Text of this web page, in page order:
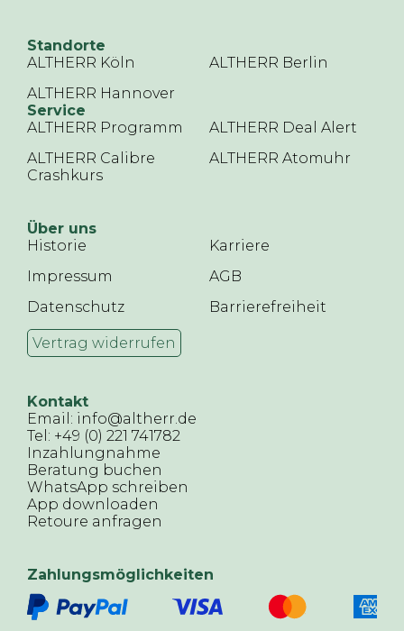
Standorte
ALTHERR Köln
ALTHERR Berlin
ALTHERR Hannover
Service
ALTHERR Programm
ALTHERR Deal Alert
ALTHERR Calibre
Crashkurs
ALTHERR Atomuhr
Über uns
Historie
Karriere
Impressum
AGB
Datenschutz
Barrierefreiheit
Vertrag widerrufen
Kontakt
Email: info@altherr.de
Tel: +49 (0) 221 741782
Inzahlungnahme
Beratung buchen
WhatsApp schreiben
App downloaden
Retoure anfragen
Zahlungsmöglichkeiten